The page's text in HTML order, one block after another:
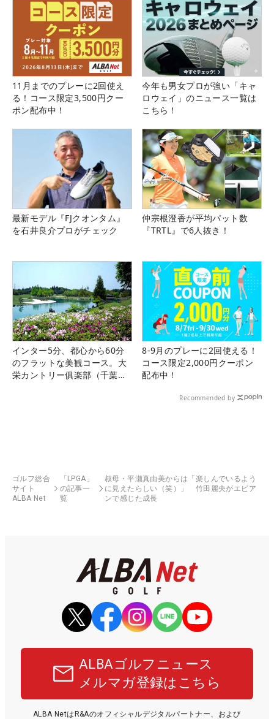
11月までのプレーに2回使え
る！コース限定3,500円クー
ポン配布中！
今年も男女プロが強い「キャ
ロウェイ」のニュース一覧は
こちら！
最新モデル『FJクオンタム』
を石井良介プロがチェック
仲宗根澄香が平均パット数
『TRTL』で6人抜き！
インター5分、都心から60分
のフラットな美観コース。大
栄カントリー俱楽部（千葉
8-9月のプレーに2回使える！
コース限定2,000円クーポン
配布中！
Recommended by
ゴルフ総合
サイト
ALBA Net
「LPGA」
の記事一
覧
叔母・平瀬真由美からは「楽しんでいるよう
に見えたらしい（笑）」 竹田麗央がエビア
ンで感じた成長
ALBAゴルフニュース
メルマガ登録はこちら
ALBA NetはR&Aのオフィシャルデジタルパートナー、および